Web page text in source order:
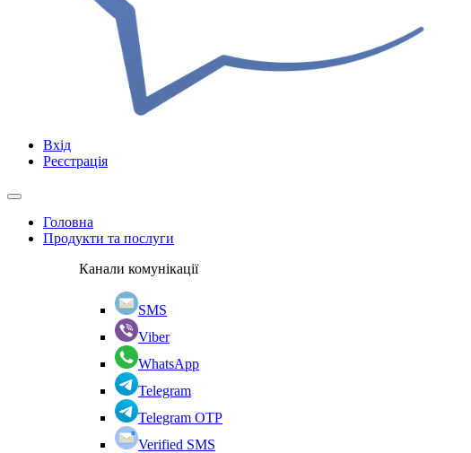
Вхід
Реєстрація
Головна
Продукти та послуги
Канали комунікації
SMS
Viber
WhatsApp
Telegram
Telegram OTP
Verified SMS